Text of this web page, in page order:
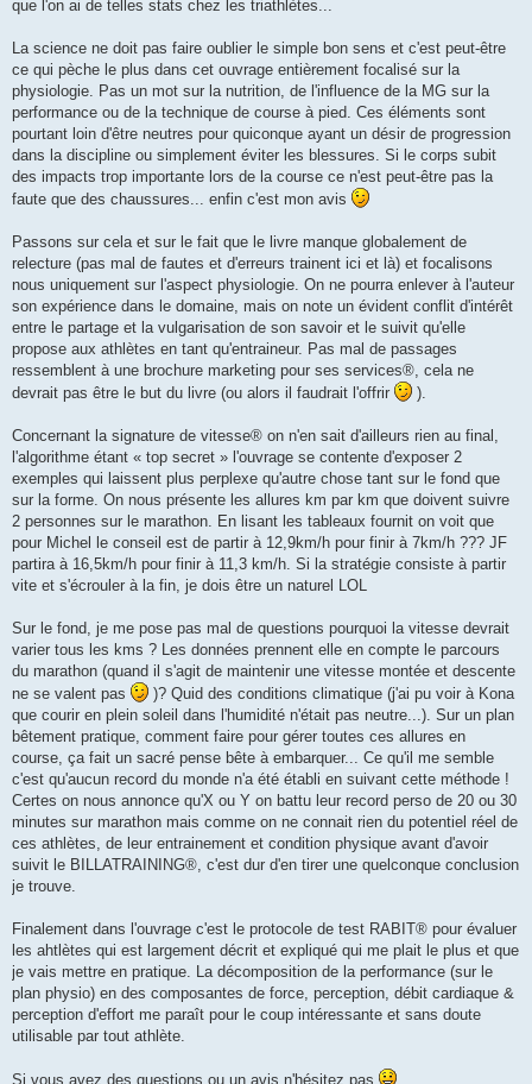
que l'on ai de telles stats chez les triathlètes...
La science ne doit pas faire oublier le simple bon sens et c'est peut-être
ce qui pèche le plus dans cet ouvrage entièrement focalisé sur la
physiologie. Pas un mot sur la nutrition, de l'influence de la MG sur la
performance ou de la technique de course à pied. Ces éléments sont
pourtant loin d'être neutres pour quiconque ayant un désir de progression
dans la discipline ou simplement éviter les blessures. Si le corps subit
des impacts trop importante lors de la course ce n'est peut-être pas la
faute que des chaussures... enfin c'est mon avis
Passons sur cela et sur le fait que le livre manque globalement de
relecture (pas mal de fautes et d'erreurs trainent ici et là) et focalisons
nous uniquement sur l'aspect physiologie. On ne pourra enlever à l'auteur
son expérience dans le domaine, mais on note un évident conflit d'intérêt
entre le partage et la vulgarisation de son savoir et le suivit qu'elle
propose aux athlètes en tant qu'entraineur. Pas mal de passages
ressemblent à une brochure marketing pour ses services®, cela ne
devrait pas être le but du livre (ou alors il faudrait l'offrir
).
Concernant la signature de vitesse® on n'en sait d'ailleurs rien au final,
l'algorithme étant « top secret » l'ouvrage se contente d'exposer 2
exemples qui laissent plus perplexe qu'autre chose tant sur le fond que
sur la forme. On nous présente les allures km par km que doivent suivre
2 personnes sur le marathon. En lisant les tableaux fournit on voit que
pour Michel le conseil est de partir à 12,9km/h pour finir à 7km/h ??? JF
partira à 16,5km/h pour finir à 11,3 km/h. Si la stratégie consiste à partir
vite et s'écrouler à la fin, je dois être un naturel LOL
Sur le fond, je me pose pas mal de questions pourquoi la vitesse devrait
varier tous les kms ? Les données prennent elle en compte le parcours
du marathon (quand il s'agit de maintenir une vitesse montée et descente
ne se valent pas
)? Quid des conditions climatique (j'ai pu voir à Kona
que courir en plein soleil dans l'humidité n'était pas neutre...). Sur un plan
bêtement pratique, comment faire pour gérer toutes ces allures en
course, ça fait un sacré pense bête à embarquer... Ce qu'il me semble
c'est qu'aucun record du monde n'a été établi en suivant cette méthode !
Certes on nous annonce qu'X ou Y on battu leur record perso de 20 ou 30
minutes sur marathon mais comme on ne connait rien du potentiel réel de
ces athlètes, de leur entrainement et condition physique avant d'avoir
suivit le BILLATRAINING®, c'est dur d'en tirer une quelconque conclusion
je trouve.
Finalement dans l'ouvrage c'est le protocole de test RABIT® pour évaluer
les ahtlètes qui est largement décrit et expliqué qui me plait le plus et que
je vais mettre en pratique. La décomposition de la performance (sur le
plan physio) en des composantes de force, perception, débit cardiaque &
perception d'effort me paraît pour le coup intéressante et sans doute
utilisable par tout athlète.
Si vous avez des questions ou un avis n'hésitez pas